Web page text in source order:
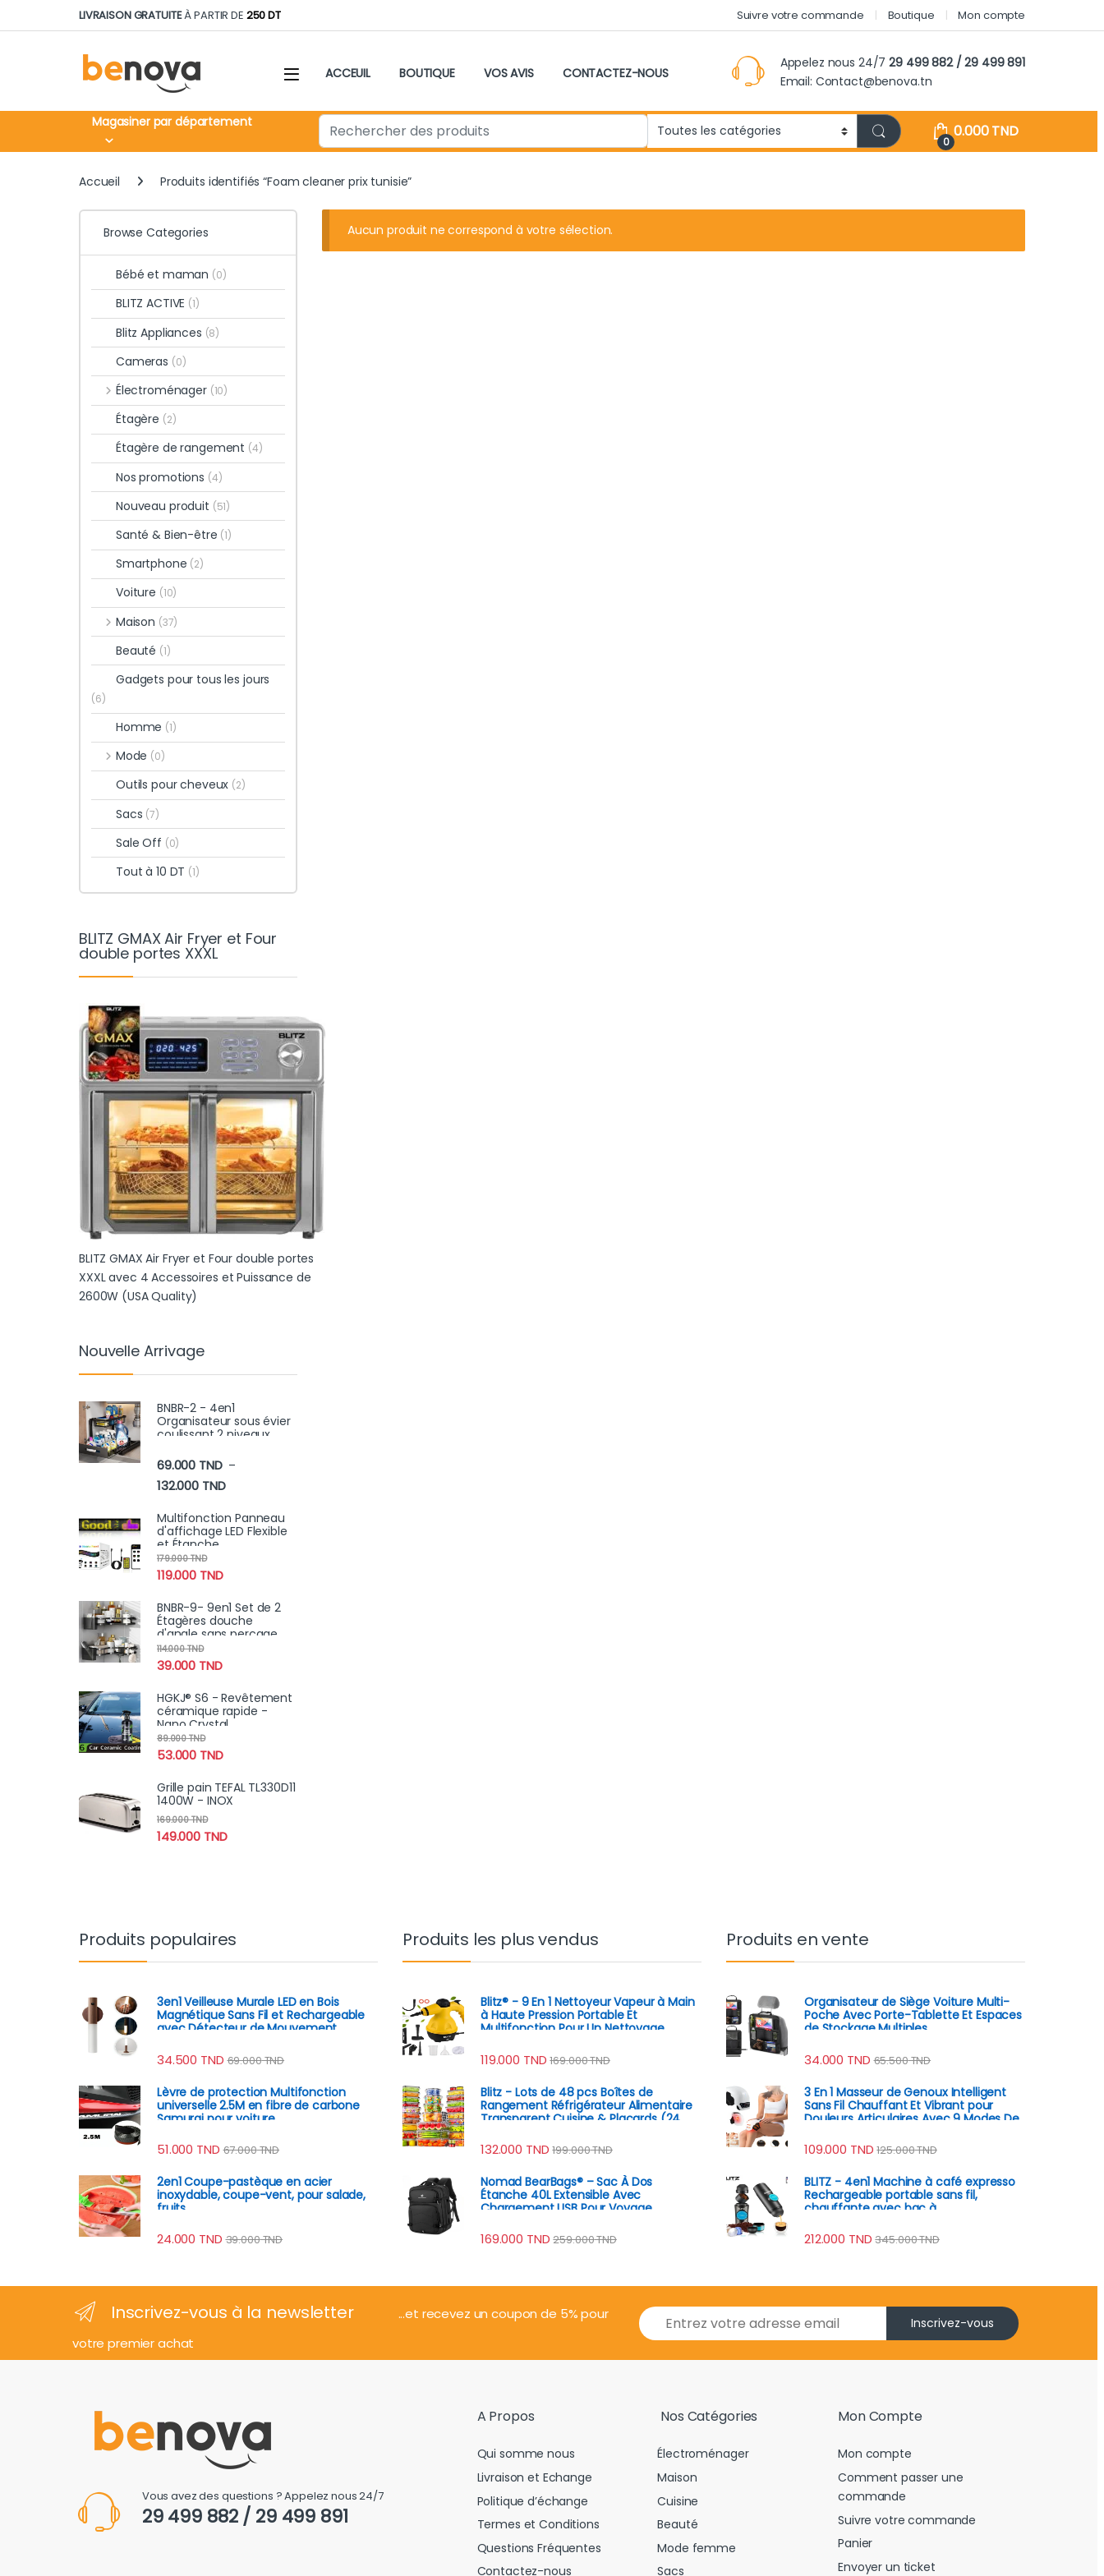
Skip to navigation
Skip to contentLIVRAISON GRATUITEÀ PARTIR DE 250 DT Suivre votre commande Boutique Mon compte
ACCEUIL BOUTIQUE VOS AVIS CONTACTEZ-NOUS
Appelez nous 24/729 499 882 / 29 499 891
Email: Contact@benova.tn
Magasiner par département Search for:
0
0.000TND
Accueil Produits identifiés “Foam cleaner prix tunisie”
Aucun produit ne correspond à votre sélection.
Browse Categories
Bébé et maman (0)
BLITZ ACTIVE (1)
Blitz Appliances (8)
Cameras (0)
Électroménager (10)
Étagère (2)
Étagère de rangement (4)
Nos promotions (4)
Nouveau produit (51)
Santé & Bien-être (1)
Smartphone (2)
Voiture (10)
Maison (37)
Beauté (1)
Gadgets pour tous les jours
(6)
Homme (1)
Mode (0)
Outils pour cheveux (2)
Sacs (7)
Sale Off (0)
Tout à 10 DT (1)
BLITZ GMAX Air Fryer et Four
double portes XXXL
BLITZ GMAX Air Fryer et Four double portes
XXXL avec 4 Accessoires et Puissance de
2600W (USA Quality)
Nouvelle Arrivage
BNBR-2 - 4en1
Organisateur sous évier
coulissant 2 niveaux
salle de bain (2 pcs)
69.000 TND –
132.000 TNDPlage de prix : 69.000 TND à 132.000 TND
Multifonction Panneau
d'affichage LED Flexible
et Étanche
Programmable par
Application avec
Télécommande
119.000 TND
179.000TND
BNBR-9- 9en1 Set de 2
Étagères douche
d'angle sans perçage
INOX rangement salle
de bain
39.000 TND
114.000TND
HGKJ® S6 - Revêtement
céramique rapide -
Nano Crystal
Hydrophobe
imperméable pour
voiture contre la rouille,
53.000 TND
89.000TND
Grille pain TEFAL TL330D11
1400W - INOX
149.000 TND
169.000TND
Produits populaires
3en1 Veilleuse Murale LED en Bois
Magnétique Sans Fil et Rechargeable
avec Détecteur de Mouvement
34.500 TND 69.000TND
Lèvre de protection Multifonction
universelle 2.5M en fibre de carbone
Samurai pour voiture
51.000 TND 67.000TND
2en1 Coupe-pastèque en acier
inoxydable, coupe-vent, pour salade,
fruits
24.000 TND 39.000TND
Produits les plus vendus
Blitz® - 9 En 1 Nettoyeur Vapeur à Main
à Haute Pression Portable Et
Multifonction Pour Un Nettoyage
119.000 TND 169.000TND
Blitz - Lots de 48 pcs Boîtes de
Rangement Réfrigérateur Alimentaire
Transparent Cuisine & Placards (24
132.000 TND 199.000TND
Nomad BearBags® – Sac À Dos
Étanche 40L Extensible Avec
Chargement USB Pour Voyage
169.000 TND 259.000TND
Produits en vente
Organisateur de Siège Voiture Multi-
Poche Avec Porte-Tablette Et Espaces
de Stockage Multiples
34.000 TND 65.500TND
3 En 1 Masseur de Genoux Intelligent
Sans Fil Chauffant Et Vibrant pour
Douleurs Articulaires Avec 9 Modes De
109.000 TND 125.000TND
BLITZ - 4en1 Machine à café expresso
Rechargeable portable sans fil,
chauffante avec bac à
automatique, batterie 8h
212.000 TND 345.000TND
Inscrivez-vous à la newsletter
...et recevez un coupon de 5% pour
votre premier achat
E
m
i
Inscrivez-vous
Vous avez des questions ? Appelez nous 24/7
29 499 882 / 29 499 891
A Propos
Qui somme nous
Livraison et Echange
Politique d’échange
Termes et Conditions
Questions Fréquentes
Contactez-nous
Nos Catégories
Électroménager
Maison
Cuisine
Beauté
Mode femme
Sacs
Mon Compte
Mon compte
Comment passer une
commande
Suivre votre commande
Panier
Envoyer un ticket